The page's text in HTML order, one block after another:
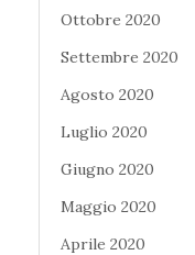
Ottobre 2020
Settembre 2020
Agosto 2020
Luglio 2020
Giugno 2020
Maggio 2020
Aprile 2020